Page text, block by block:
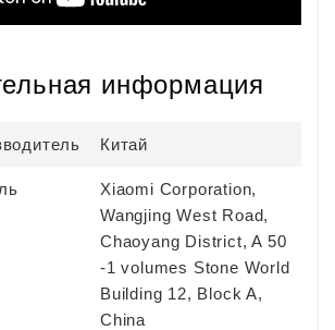
информация
Китай
Xiaomi Corporation,
Wangjing West Road,
Chaoyang District, A 50
-1 volumes Stone World
Building 12, Block A,
China